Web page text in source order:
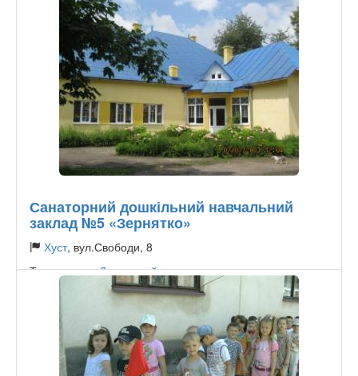
Санаторний дошкільний навчальний
заклад №5 «Зернятко»
Хуст, вул.Свободи, 8
Тип садочку:Державний